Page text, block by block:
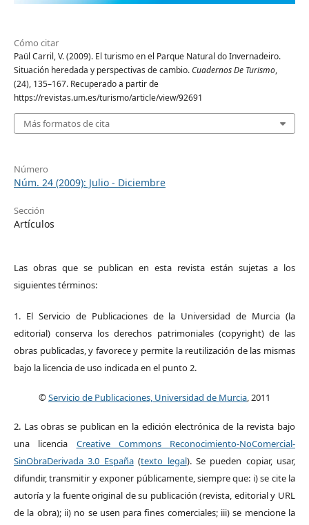
Cómo citar
Paül Carril, V. (2009). El turismo en el Parque Natural do Invernadeiro.
Situación heredada y perspectivas de cambio.Cuadernos De Turismo,
(24), 135–167. Recuperado a partir de
https://revistas.um.es/turismo/article/view/92691
Más formatos de cita
Número
Núm. 24 (2009): Julio - Diciembre
Sección
Artículos
Las obras que se publican en esta revista están sujetas a los
siguientes términos:
1. El Servicio de Publicaciones de la Universidad de Murcia (la
editorial) conserva los derechos patrimoniales (copyright) de las
obras publicadas, y favorece y permite la reutilización de las mismas
bajo la licencia de uso indicada en el punto 2.
©Servicio de Publicaciones, Universidad de Murcia, 2011
2. Las obras se publican en la edición electrónica de la revista bajo
una licencia Creative Commons Reconocimiento-NoComercial-
SinObraDerivada 3.0 España(texto legal). Se pueden copiar, usar,
difundir, transmitir y exponer públicamente, siempre que: i) se cite la
autoría y la fuente original de su publicación (revista, editorial y URL
de la obra); ii) no se usen para fines comerciales; iii) se mencione la